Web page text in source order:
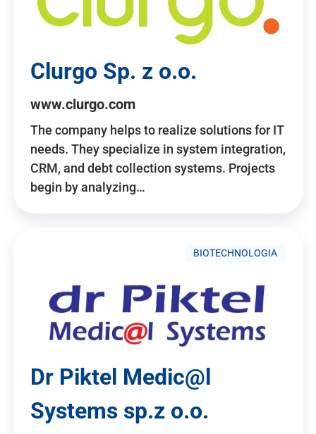
Clurgo Sp. z o.o.
www.clurgo.com
The company helps to realize solutions for IT
needs. They specialize in system integration,
CRM, and debt collection systems. Projects
begin by analyzing…
BIOTECHNOLOGIA
Dr Piktel Medic@l
Systems sp.z o.o.